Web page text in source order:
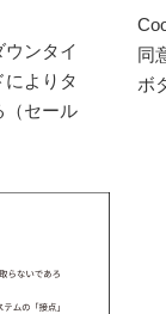
ンタイ
よりタ
（セール
同
ボ